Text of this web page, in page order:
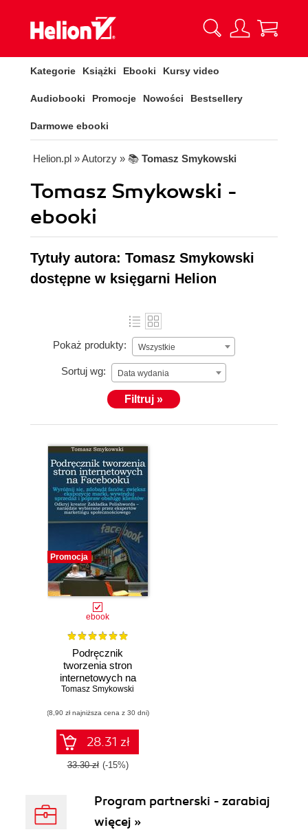
Kategorie Książki Ebooki Kursy video
Audiobooki Promocje Nowości Bestsellery
Darmowe ebooki
Helion.pl » Autorzy » 📚 Tomasz Smykowski
Tomasz Smykowski -
ebooki
Tytuły autora: Tomasz Smykowski
dostępne w księgarni Helion
Pokaż produkty: Wszystkie
Sortuj wg: Data wydania
Filtruj »
Promocja
ebook
Podręcznik
tworzenia stron
internetowych na
Facebooku
Tomasz Smykowski
(8,90 zł najniższa cena z 30 dni)
28.31 zł
33.30 zł (-15%)
Program partnerski - zarabiaj
więcej »